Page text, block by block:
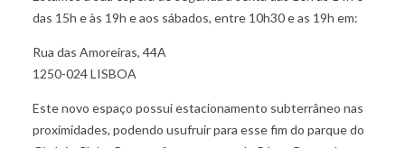
das 15h e às 19h e aos sábados, entre 10h30 e as 19h em:
Rua das Amoreiras, 44A
1250-024 LISBOA
Este novo espaço possui estacionamento subterrâneo nas
proximidades, podendo usufruir para esse fim do parque do